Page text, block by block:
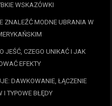
WSKAZÓWKI
ZNALEŹĆ MODNE UBRANIA W
JEŚĆ, CZEGO UNIKAĆ I JAK
EFEKTY
DAWKOWANIE, ŁĄCZENIE
I TYPOWE BŁĘDY